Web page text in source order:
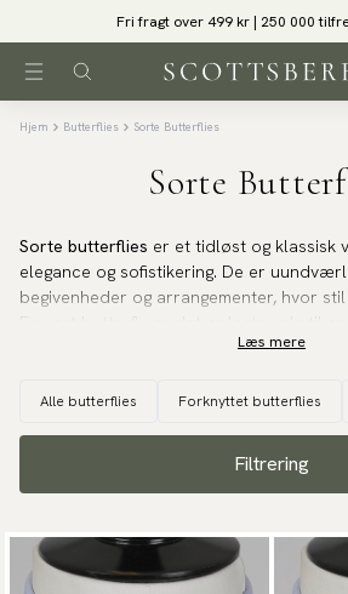
Fri fragt over 499 kr | 250 000
Hjem Butterflies Sorte Butterflies
Sorte
Sorte butterflies er et tidløst og klassisk
elegance og sofistikering. De er
begivenheder og arrangementer, hvor
begivenheder, bryllupper, gallaer og
dragt eller smoking og løfter hele
afslappet look, som for eksempel en
Alle vores sorte butterflies er håndsyede
omhu med fokus på højeste kvalitet og
Læs mere
Alle butterflies Forknyttet butterflies
Filtrering